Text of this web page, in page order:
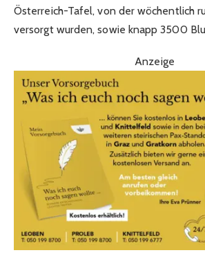
Österreich-Tafel, von der wöchentlich
versorgt wurden, sowie knapp 3500
Anzeige